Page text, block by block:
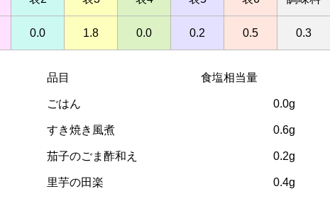
0.0 1.8 0.0 0.2 0.5 0.3
品目 食塩相当量
ごはん 0.0g
すき焼き風煮 0.6g
茄子のごま酢和え 0.2g
里芋の田楽 0.4g